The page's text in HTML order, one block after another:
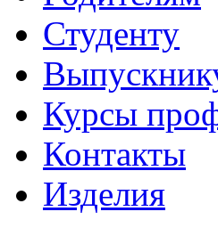
Студенту
Курсы
Контакты
Изделия